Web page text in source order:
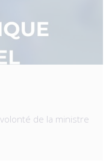
volonté de la ministre